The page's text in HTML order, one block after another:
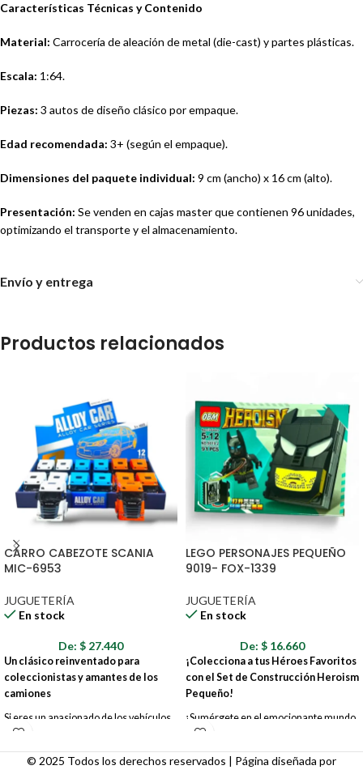
Características Técnicas y Contenido
Material: Carrocería de aleación de metal (die-cast) y partes plásticas.
Escala: 1:64.
Piezas: 3 autos de diseño clásico por empaque.
Edad recomendada: 3+ (según el empaque).
Dimensiones del paquete individual: 9 cm (ancho) x 16 cm (alto).
Presentación: Se venden en cajas master que contienen 96 unidades,
optimizando el transporte y el almacenamiento.
Envío y entrega
Productos relacionados
CARRO CABEZOTE SCANIA
MIC-6953
JUGUETERÍA
En stock
De: $ 27.440
Un clásico reinventado para
coleccionistas y amantes de los
camiones
Si eres un apasionado de los vehículos
pesados, ¡tenemos el modelo perfecto
para ti! El Carro Cabezote Scania MIC-
6953 es una réplica a escala de uno de
LEGO PERSONAJES PEQUEÑO
9019- FOX-1339
JUGUETERÍA
En stock
De: $ 16.660
¡Colecciona a tus Héroes Favoritos
con el Set de Construcción Heroism
Pequeño!
¡Sumérgete en el emocionante mundo
de los superhéroes con este innovador
set de construcción que te permite
armar a tus personajes favoritos de
© 2025 Todos los derechos reservados | Página diseñada por